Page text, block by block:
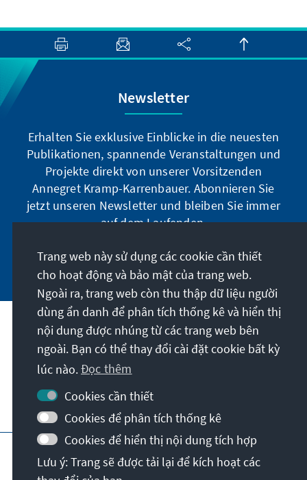
Newsletter
Erhalten Sie exklusive Einblicke in die neuesten
Publikationen, spannende Veranstaltungen und
Projekte direkt von unserer Vorsitzenden
Annegret Kramp-Karrenbauer. Abonnieren Sie
jetzt unseren Newsletter und bleiben Sie immer
auf dem Laufenden.
Jetzt abonnieren
Sứ mệnh của chúng tôi
Liên hệ
Các chương trình khác của Quỹ
Vết Bảo mật
Điều khoản sử dụng
Erklärung zur Barrierefreiheit
Barriere melden
Trang web này sử dụng các cookie cần thiết
cho hoạt động và bảo mật của trang web.
Ngoài ra, trang web còn thu thập dữ liệu người
dùng ẩn danh để phân tích thống kê và hiển thị
nội dung được nhúng từ các trang web bên
ngoài. Bạn có thể thay đổi cài đặt cookie bất kỳ
lúc nào.Đọc thêm
Cookies cần thiết
Cookies để phân tích thống kê
Cookies để hiển thị nội dung tích hợp
Lưu ý: Trang sẽ được tải lại để kích hoạt các